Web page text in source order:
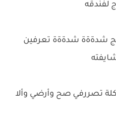
لفندقه
شدةةة شدةةة تعرفين
تصررفي صح وأرضي وألا